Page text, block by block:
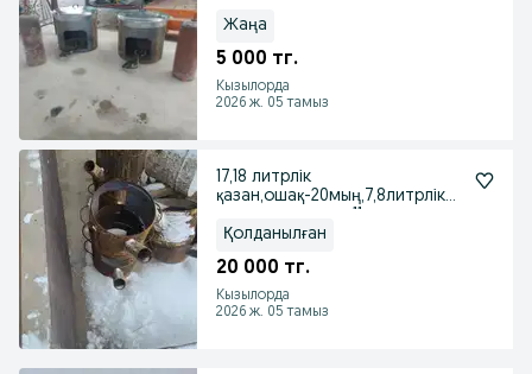
Жаңа
5 000 тг.
Кызылорда
2026 ж. 05 тамыз
17,18 литрлік
қазан,ошақ-20мың,7,8литрлік
Қолданылған
20 000 тг.
Кызылорда
2026 ж. 05 тамыз